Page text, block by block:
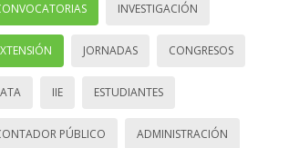
INVESTIGACIÓN
JORNADAS CONGRESOS
IIE ESTUDIANTES
PÚBLICO ADMINISTRACIÓN